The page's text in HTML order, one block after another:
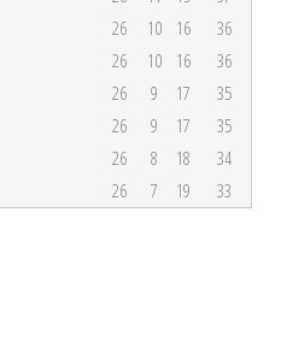
26 10 16
36
26 10 16
36
26 9 17
35
26 9 17
35
26 8 18
34
26 7 19 33